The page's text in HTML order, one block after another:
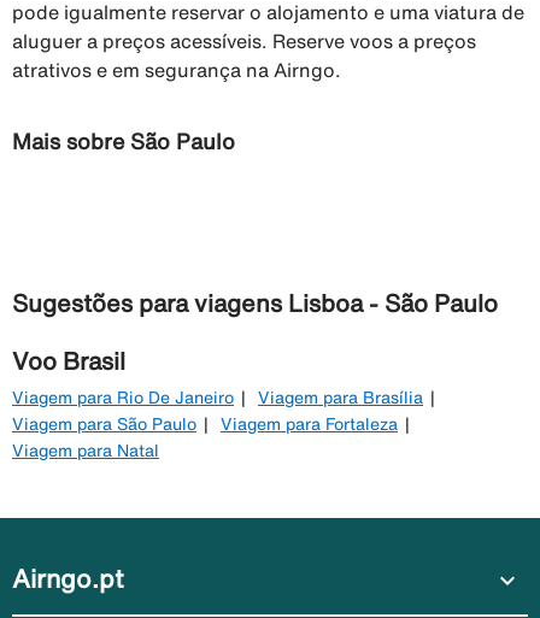
pode igualmente reservar o alojamento e uma viatura de
aluguer a preços acessíveis. Reserve voos a preços
atrativos e em segurança na Airngo.
Mais sobre São Paulo
Sugestões para viagens Lisboa - São Paulo
Voo Brasil
Viagem para Rio De Janeiro
Viagem para Brasília
Viagem para São Paulo
Viagem para Fortaleza
Viagem para Natal
Airngo.pt expand_more